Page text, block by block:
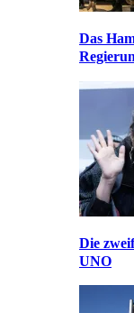
Das
Die
UNO